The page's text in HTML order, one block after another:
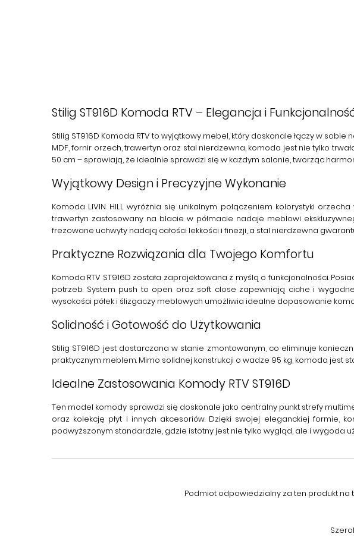
Stilig ST916D Komoda RTV – Elegancja i
Stilig ST916D Komoda RTV to wyjątkowy mebel, który doskonale łączy w sobie
MDF, fornir orzech, trawertyn oraz stal nierdzewna, komoda jest nie tylko
50 cm – sprawiają, że idealnie sprawdzi się w każdym salonie, tworząc
Wyjątkowy Design i Precyzyjne Wykonanie
Komoda LIVIN HILLwyróżnia się unikalnym połączeniem kolorystyki
trawertyn zastosowany na blacie w półmacie nadaje meblowi
frezowane uchwyty nadają całości lekkości i finezji, a stal nierdzewna
Praktyczne Rozwiązania dla Twojego Komfortu
Komoda RTV ST916D została zaprojektowana z myślą o funkcjonalności.
potrzeb. System push to open oraz soft close zapewniają ciche i
wysokości półek i ślizgaczy meblowych umożliwia idealne dopasowanie
Solidność i Gotowość do Użytkowania
Stilig ST916D jest dostarczana w stanie zmontowanym, co eliminuje
praktycznym meblem. Mimo solidnej konstrukcji o wadze 95 kg, komoda jest
Idealne Zastosowania Komody RTV ST916D
Ten model komody sprawdzi się doskonale jako centralny punkt strefy
oraz kolekcję płyt i innych akcesoriów. Dzięki swojej eleganckiej formie,
podwyższonym standardzie, gdzie istotny jest nie tylko wygląd, ale i wygoda
Podmiot odpowiedzialny za ten produkt na